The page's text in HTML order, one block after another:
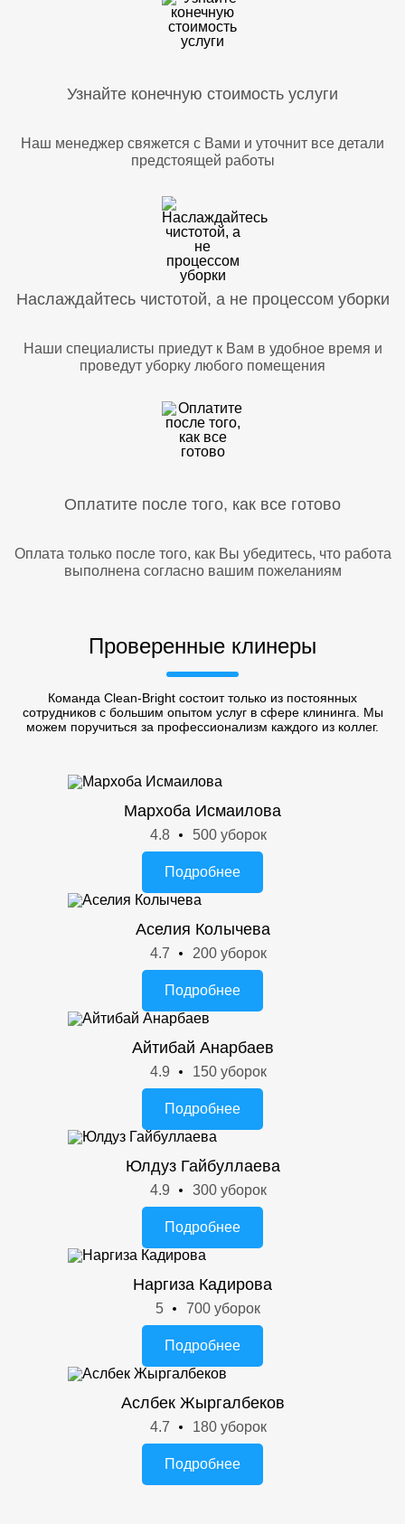
Узнайте конечную стоимость услуги
Наш менеджер свяжется с Вами и уточнит все детали
предстоящей работы
Наслаждайтесь чистотой, а не процессом уборки
Наши специалисты приедут к Вам в удобное время и
проведут уборку любого помещения
Оплатите после того, как все готово
Оплата только после того, как Вы убедитесь, что работа
выполнена согласно вашим пожеланиям
Проверенные клинеры
Команда Clean-Bright состоит только из постоянных
сотрудников с большим опытом услуг в сфере клининга. Мы
можем поручиться за профессионализм каждого из коллег.
Мархоба Исмаилова
4.8 500 уборок
Подробнее
Аселия Колычева
4.7 200 уборок
Подробнее
Айтибай Анарбаев
4.9 150 уборок
Подробнее
Юлдуз Гайбуллаева
4.9 300 уборок
Подробнее
Наргиза Кадирова
5 700 уборок
Подробнее
Аслбек Жыргалбеков
4.7 180 уборок
Подробнее